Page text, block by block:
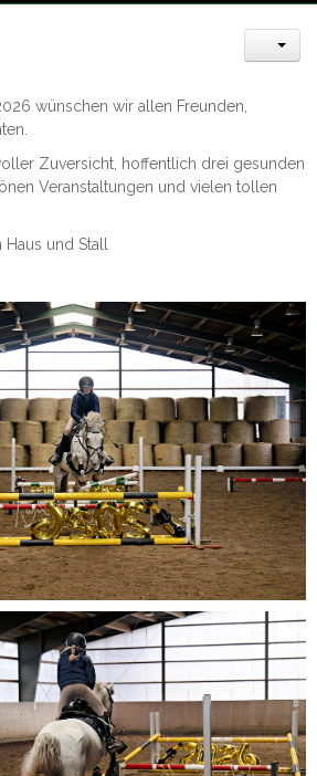
wünschen wir allen Freunden,
Zuversicht, hoffentlich drei gesunden
Veranstaltungen und vielen tollen
und Stall